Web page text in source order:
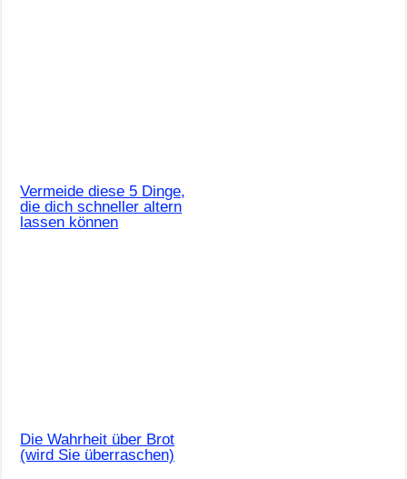
Vermeide diese 5 Dinge,
die dich schneller altern
lassen können
Die Wahrheit über Brot
(wird Sie überraschen)